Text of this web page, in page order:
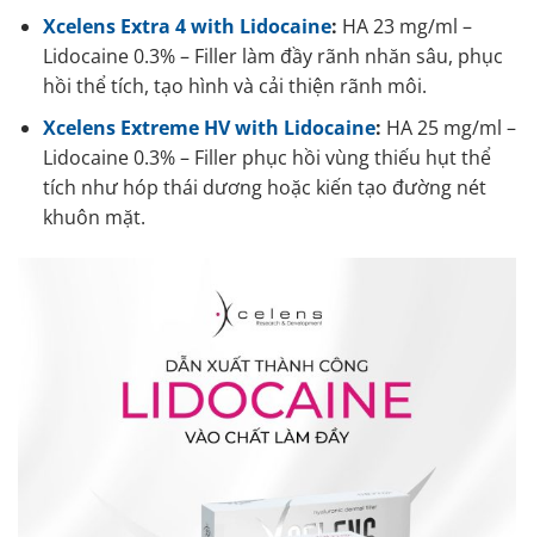
Xcelens Extra 4 with Lidocaine: HA 23 mg/ml –
Lidocaine 0.3% – Filler làm đầy rãnh nhăn sâu, phục
hồi thể tích, tạo hình và cải thiện rãnh môi.
Xcelens Extreme HV with Lidocaine: HA 25 mg/ml –
Lidocaine 0.3% – Filler phục hồi vùng thiếu hụt thể
tích như hóp thái dương hoặc kiến tạo đường nét
khuôn mặt.